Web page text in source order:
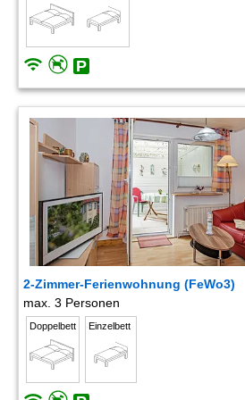
2-Zimmer-Ferienwohnung (FeWo3)
max. 3 Personen
Doppelbett Einzelbett